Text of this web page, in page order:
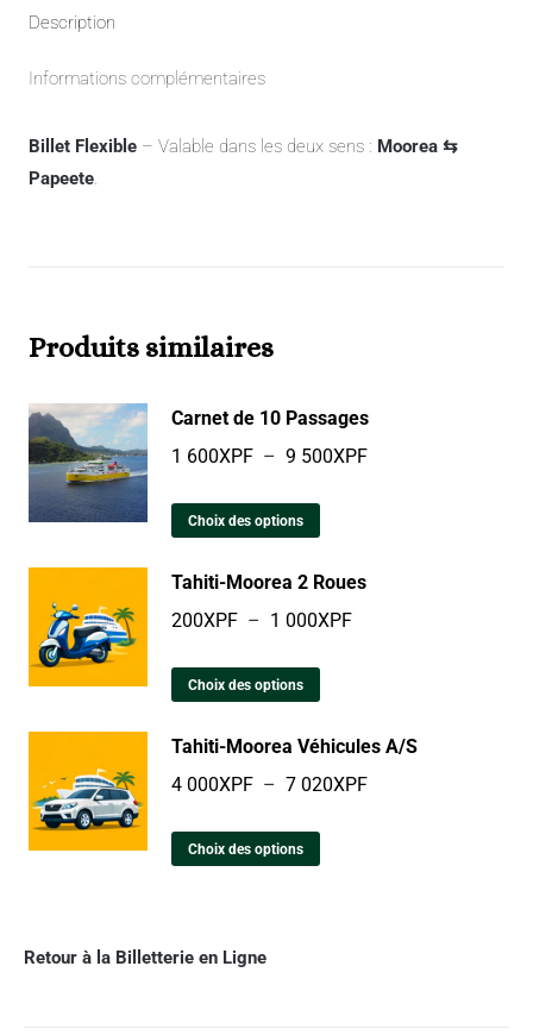
Description
Informations complémentaires
Billet Flexible – Valable dans les deux sens : Moorea ⇆
Papeete.
Produits similaires
Carnet de 10 Passages
1 600XPF – 9 500XPF
Choix des options
Tahiti-Moorea 2 Roues
200XPF – 1 000XPF
Choix des options
Tahiti-Moorea Véhicules A/S
4 000XPF – 7 020XPF
Choix des options
Retour à la Billetterie en Ligne